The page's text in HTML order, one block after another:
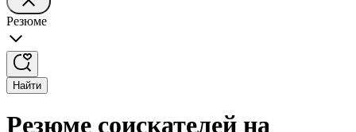
Резюме
Найти
Резюме соискателей на